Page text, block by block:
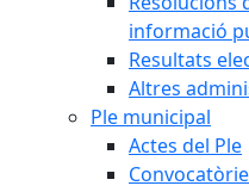
informació
Resultats
Altres
Ple municipal
Actes del Ple